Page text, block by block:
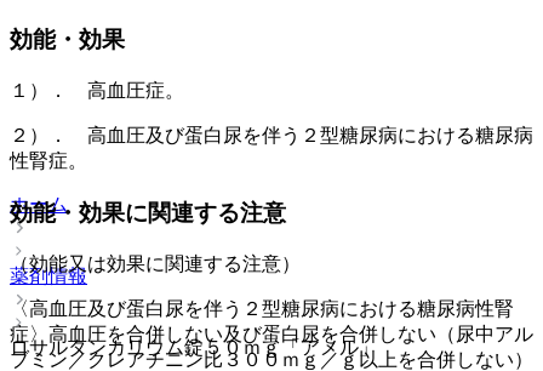
効能・効果
１）． 高血圧症。
２）． 高血圧及び蛋白尿を伴う２型糖尿病における糖尿病
性腎症。
効能・効果に関連する注意
（効能又は効果に関連する注意）
〈高血圧及び蛋白尿を伴う２型糖尿病における糖尿病性腎
症〉高血圧を合併しない及び蛋白尿を合併しない（尿中アル
ブミン／クレアチニン比３００ｍｇ／ｇ以上を合併しない）
ホーム
薬剤情報
ロサルタンカリウム錠５０ｍｇ「アメル」